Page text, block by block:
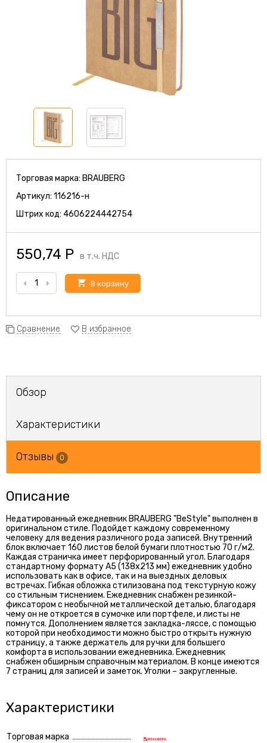
Торговая марка: BRAUBERG
Артикул: 116216-н
Штрих код: 4606224442754
550,74 Р в т.ч. НДС
В корзину
Сравнение В избранное
Обзор
Характеристики
Отзывы 0
Описание
Недатированный ежедневник BRAUBERG "BeStyle" выполнен в
оригинальном стиле. Подойдет каждому современному
человеку для ведения различного рода записей. Внутренний
блок включает 160 листов белой бумаги плотностью 70 г/м2.
Каждая страничка имеет перфорированный угол. Благодаря
стандартному формату А5 (138х213 мм) ежедневник удобно
использовать как в офисе, так и на выездных деловых
встречах. Гибкая обложка стилизована под текстурную кожу
со стильным тиснением. Ежедневник снабжен резинкой-
фиксатором с необычной металлической деталью, благодаря
чему он не откроется в сумочке или портфеле, и листы не
помнутся. Дополнением является закладка-ляссе, с помощью
которой при необходимости можно быстро открыть нужную
страницу, а также держатель для ручки для большего
комфорта в использовании ежедневника. Ежедневник
снабжен обширным справочным материалом. В конце имеются
7 страниц для записей и заметок. Уголки – закругленные.
Характеристики
Торговая марка